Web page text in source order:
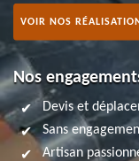
VOIR NOS
Nos
Devis et
Sans
Artisan